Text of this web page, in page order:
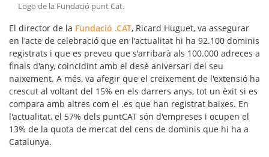
Logo de la Fundació punt Cat.
El director de la Fundació .CAT, Ricard Huguet, va assegurar
en l'acte de celebració que en l'actualitat hi ha 92.100 dominis
registrats i que es preveu que s'arribarà als 100.000 adreces a
finals d'any, coincidint amb el desè aniversari del seu
naixement. A més, va afegir que el creixement de l'extensió ha
crescut al voltant del 15% en els darrers anys, tot un èxit si es
compara amb altres com el .es que han registrat baixes. En
l'actualitat, el 57% dels puntCAT són d'empreses i ocupen el
13% de la quota de mercat del cens de dominis que hi ha a
Catalunya.